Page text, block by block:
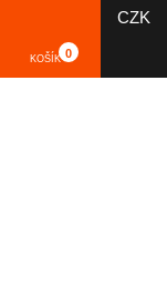
KOŠÍK 0
CZK